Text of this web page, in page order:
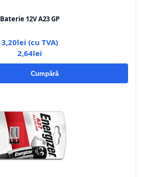
Baterie 12V A23 GP
3,20lei (cu TVA)
2,64lei
Cumpără